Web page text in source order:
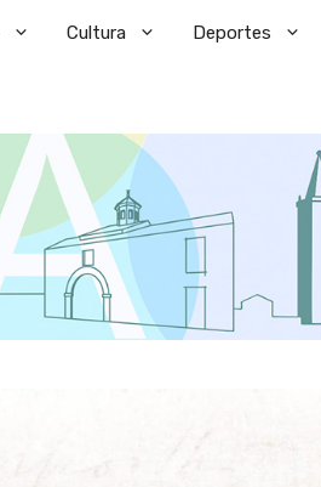
Cultura Deportes